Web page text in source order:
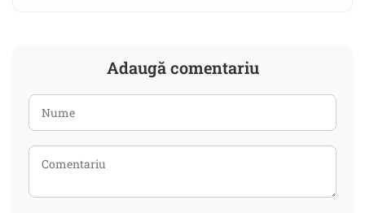
Adaugă comentariu